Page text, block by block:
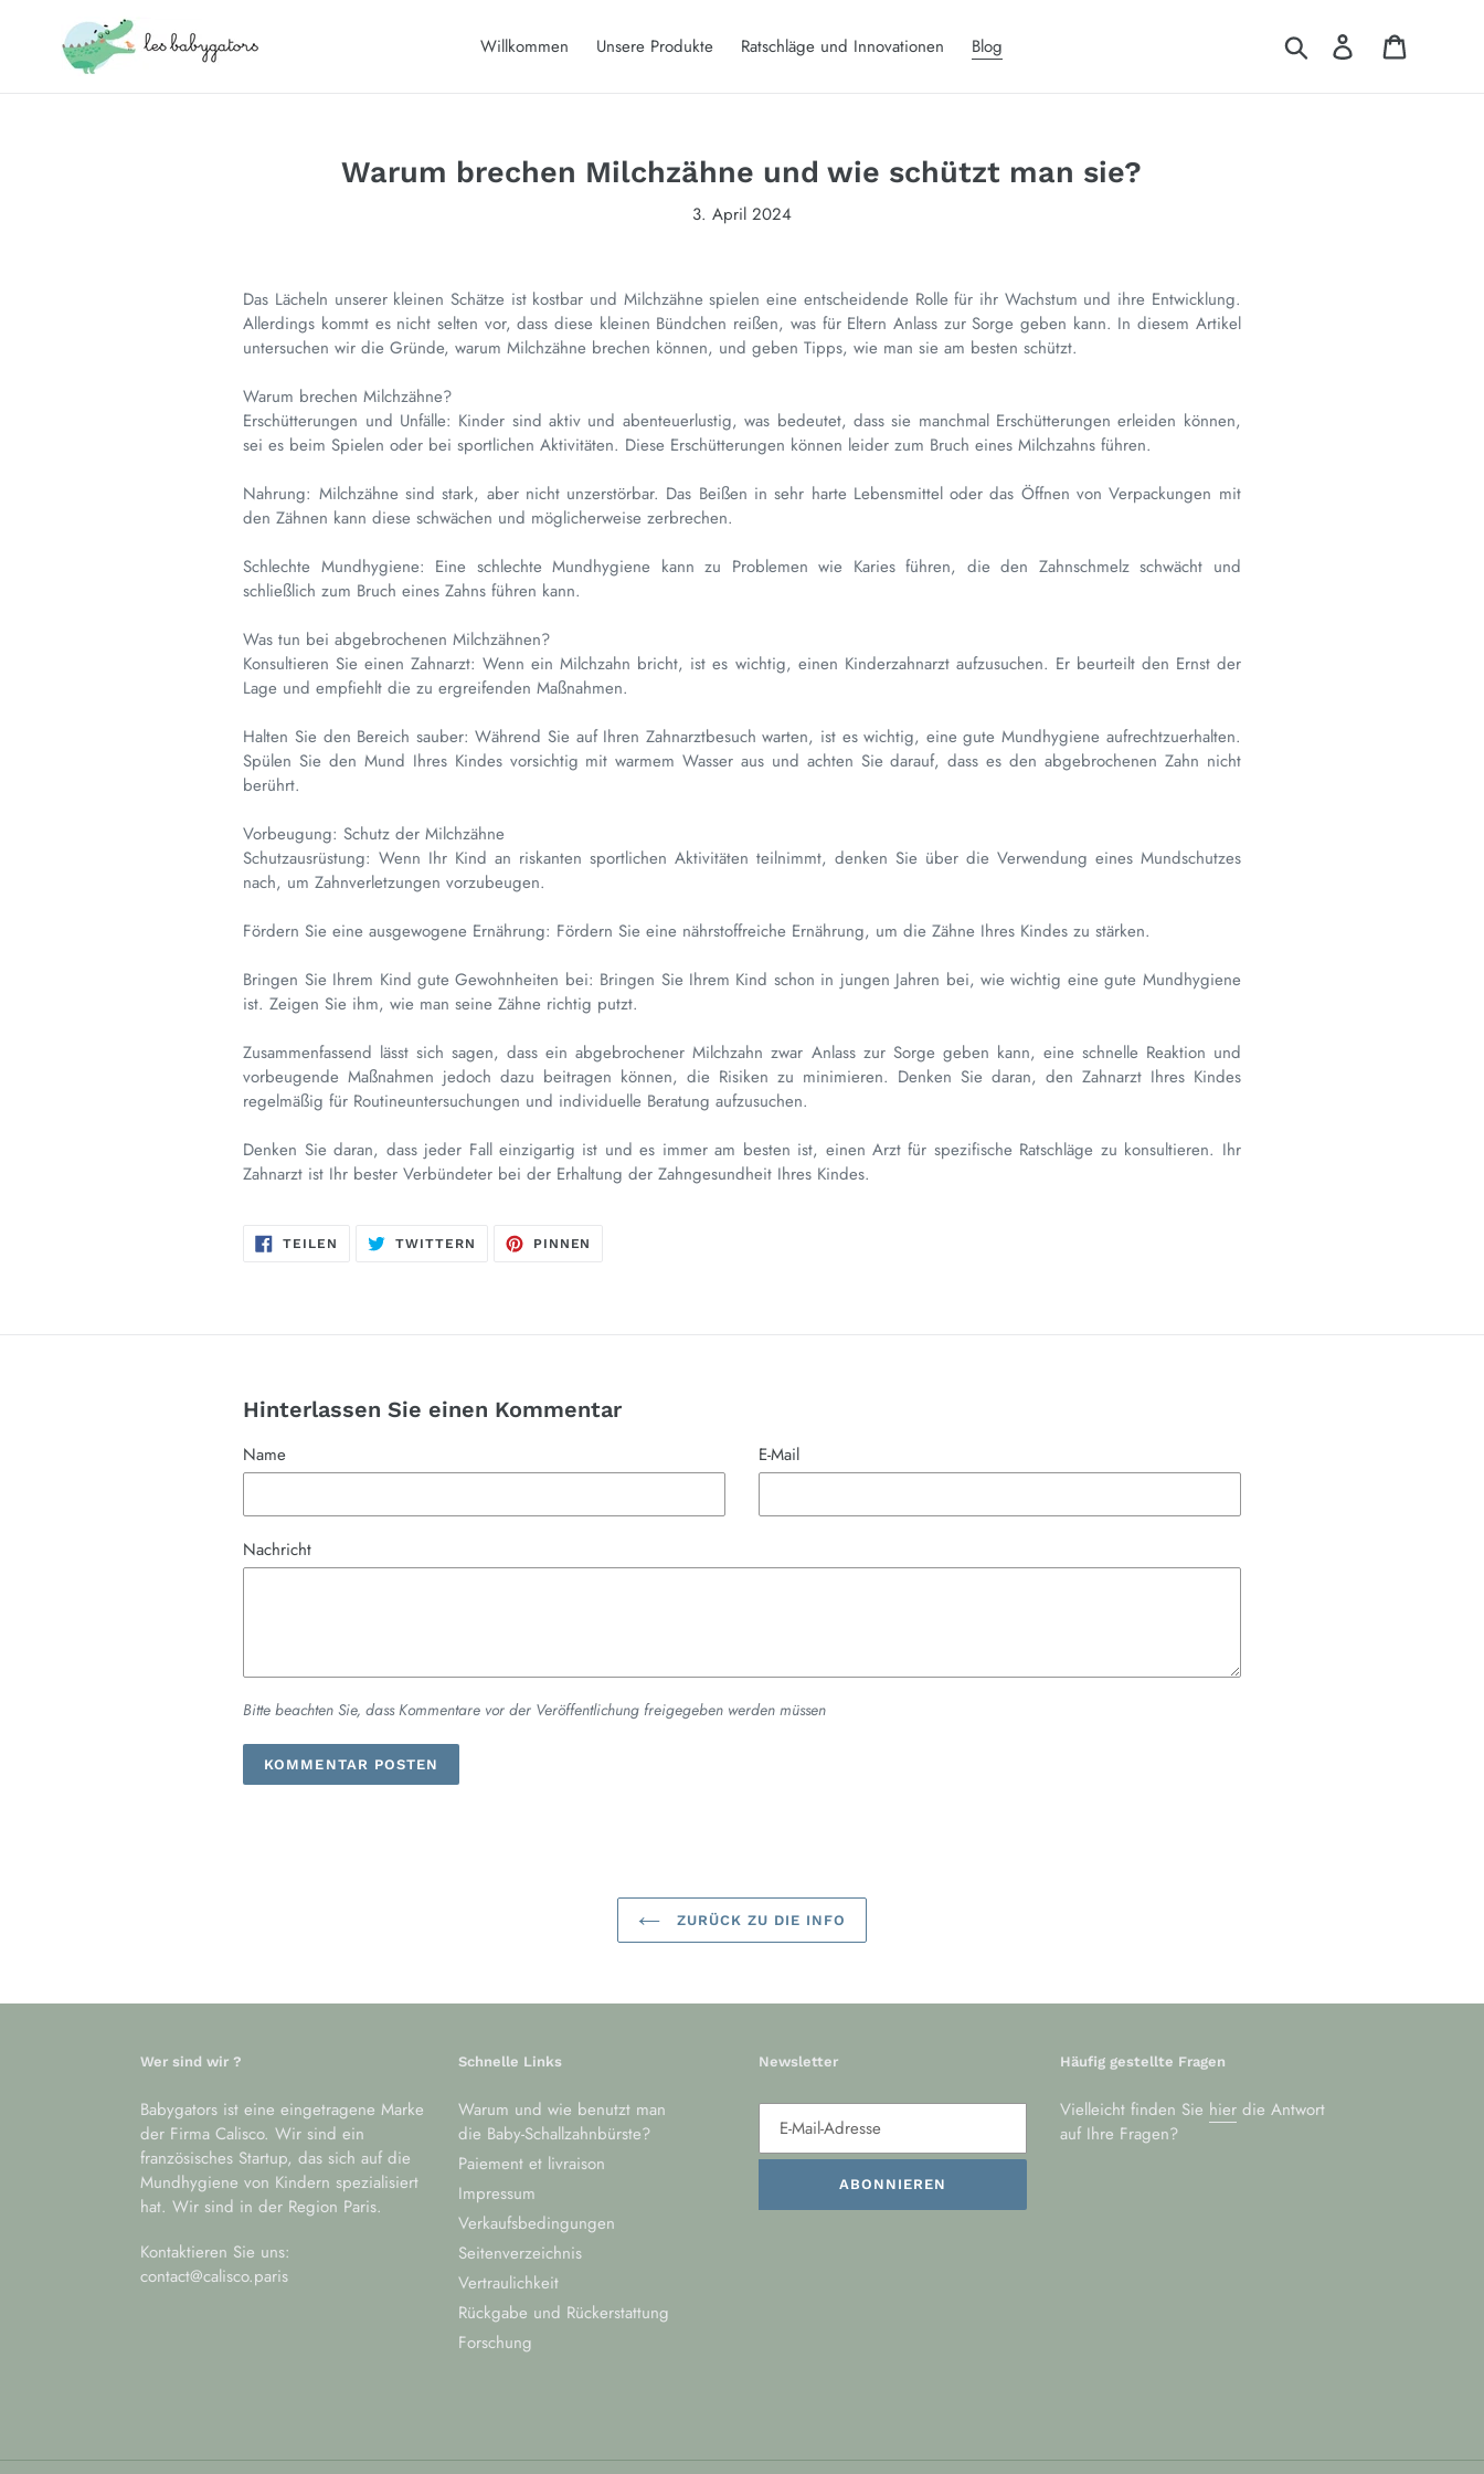
Willkommen Unsere Produkte Ratschläge und Innovationen Blog Suchen Einloggen
Warum brechen Milchzähne und wie schützt man sie?
3. April 2024
Das Lächeln unserer kleinen Schätze ist kostbar und Milchzähne spielen eine entscheidende Rolle für ihr Wachstum und ihre Entwicklung.
Allerdings kommt es nicht selten vor, dass diese kleinen Bündchen reißen, was für Eltern Anlass zur Sorge geben kann. In diesem Artikel
untersuchen wir die Gründe, warum Milchzähne brechen können, und geben Tipps, wie man sie am besten schützt.
Warum brechen Milchzähne?
Erschütterungen und Unfälle: Kinder sind aktiv und abenteuerlustig, was bedeutet, dass sie manchmal Erschütterungen erleiden können,
sei es beim Spielen oder bei sportlichen Aktivitäten. Diese Erschütterungen können leider zum Bruch eines Milchzahns führen.
Nahrung: Milchzähne sind stark, aber nicht unzerstörbar. Das Beißen in sehr harte Lebensmittel oder das Öffnen von Verpackungen mit
den Zähnen kann diese schwächen und möglicherweise zerbrechen.
Schlechte Mundhygiene: Eine schlechte Mundhygiene kann zu Problemen wie Karies führen, die den Zahnschmelz schwächt und
schließlich zum Bruch eines Zahns führen kann.
Was tun bei abgebrochenen Milchzähnen?
Konsultieren Sie einen Zahnarzt: Wenn ein Milchzahn bricht, ist es wichtig, einen Kinderzahnarzt aufzusuchen. Er beurteilt den Ernst der
Lage und empfiehlt die zu ergreifenden Maßnahmen.
Halten Sie den Bereich sauber: Während Sie auf Ihren Zahnarztbesuch warten, ist es wichtig, eine gute Mundhygiene aufrechtzuerhalten.
Spülen Sie den Mund Ihres Kindes vorsichtig mit warmem Wasser aus und achten Sie darauf, dass es den abgebrochenen Zahn nicht
berührt.
Vorbeugung: Schutz der Milchzähne
Schutzausrüstung: Wenn Ihr Kind an riskanten sportlichen Aktivitäten teilnimmt, denken Sie über die Verwendung eines Mundschutzes
nach, um Zahnverletzungen vorzubeugen.
Fördern Sie eine ausgewogene Ernährung: Fördern Sie eine nährstoffreiche Ernährung, um die Zähne Ihres Kindes zu stärken.
Bringen Sie Ihrem Kind gute Gewohnheiten bei: Bringen Sie Ihrem Kind schon in jungen Jahren bei, wie wichtig eine gute Mundhygiene
ist. Zeigen Sie ihm, wie man seine Zähne richtig putzt.
Zusammenfassend lässt sich sagen, dass ein abgebrochener Milchzahn zwar Anlass zur Sorge geben kann, eine schnelle Reaktion und
vorbeugende Maßnahmen jedoch dazu beitragen können, die Risiken zu minimieren. Denken Sie daran, den Zahnarzt Ihres Kindes
regelmäßig für Routineuntersuchungen und individuelle Beratung aufzusuchen.
Denken Sie daran, dass jeder Fall einzigartig ist und es immer am besten ist, einen Arzt für spezifische Ratschläge zu konsultieren. Ihr
Zahnarzt ist Ihr bester Verbündeter bei der Erhaltung der Zahngesundheit Ihres Kindes.
TEILEN
FACEBOOK
TWITTERN
TWITTER
PINNEN
Hinterlassen Sie einen Kommentar
Name E-Mail
Nachricht
Bitte beachten Sie, dass Kommentare vor der Veröffentlichung freigegeben werden müssen
ZURÜCK ZU DIE INFO
Wer sind wir ?
Babygators ist eine eingetragene Marke
der Firma Calisco. Wir sind ein
französisches Startup, das sich auf die
Mundhygiene von Kindern spezialisiert
hat. Wir sind in der Region Paris.
Kontaktieren Sie uns:
contact@calisco.paris
Schnelle Links
Warum und wie benutzt man
die Baby-Schallzahnbürste?
Paiement et livraison
Impressum
Verkaufsbedingungen
Seitenverzeichnis
Vertraulichkeit
Rückgabe und Rückerstattung
Forschung
Newsletter
ABONNIEREN
Häufig gestellte Fragen
Vielleicht finden Sie hierdie Antwort
auf Ihre Fragen?